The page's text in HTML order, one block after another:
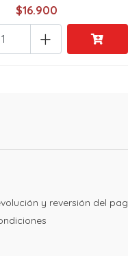
$16.900
+
y reversión del